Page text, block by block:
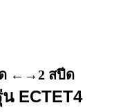
ด ←→2 สปีด
ECTET4